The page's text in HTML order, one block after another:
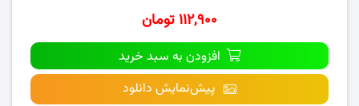
۱۱۲,۹۰۰ تومان
افزودن به سبد خرید
پیش‌نمایش دانلود